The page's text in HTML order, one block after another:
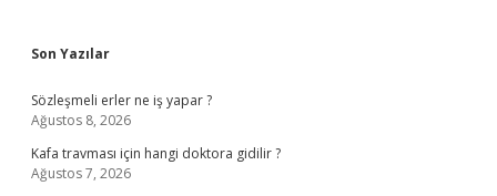
Sidebar
Son Yazılar
Sözleşmeli erler ne iş yapar ?
Ağustos 8, 2026
Kafa travması için hangi doktora gidilir ?
Ağustos 7, 2026